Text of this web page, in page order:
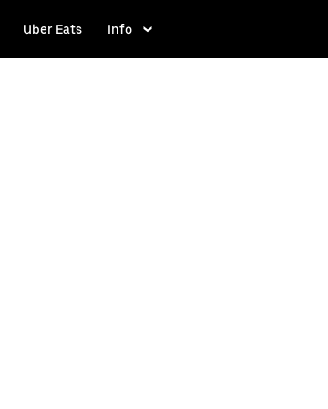
Uber Eats Info